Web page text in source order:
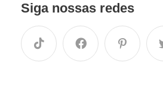
Siga nossas redes